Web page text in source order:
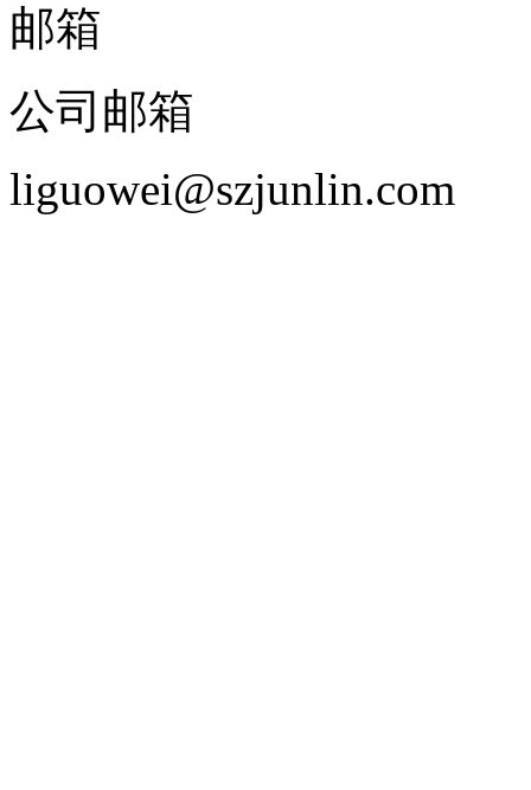
邮箱
公司邮箱
liguowei@szjunlin.com